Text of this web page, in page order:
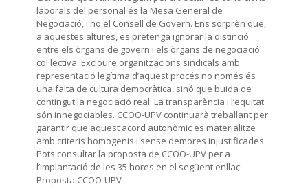
laborals del personal és la Mesa General de
Negociació, i no el Consell de Govern. Ens sorprèn que,
a aquestes altures, es pretenga ignorar la distinció
entre els òrgans de govern i els òrgans de negociació
col·lectiva. Excloure organitzacions sindicals amb
representació legítima d’aquest procés no només és
una falta de cultura democràtica, sinó que buida de
contingut la negociació real. La transparència i l’equitat
són innegociables. CCOO-UPV continuarà treballant per
garantir que aquest acord autonòmic es materialitze
amb criteris homogenis i sense demores injustificades.
Pots consultar la proposta de CCOO-UPV per a
l’implantació de les 35 hores en el següent enllaç:
Proposta CCOO-UPV